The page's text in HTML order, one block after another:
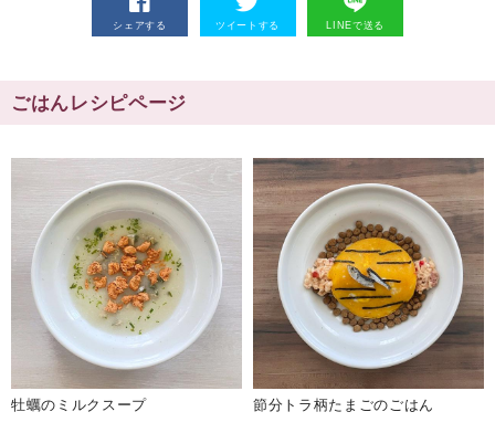
シェアする ツイートする LINEで送る
ごはんレシピページ
牡蠣のミルクスープ 節分トラ柄たまごのごはん